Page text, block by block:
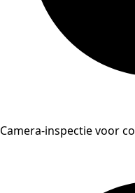
Camera-inspectie voor